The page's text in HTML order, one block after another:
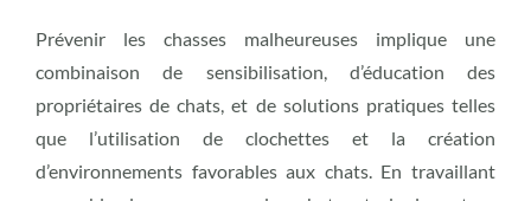
Prévenir les chasses malheureuses implique une
combinaison de sensibilisation, d’éducation des
propriétaires de chats, et de solutions pratiques telles
que l’utilisation de clochettes et la création
d’environnements favorables aux chats. En travaillant